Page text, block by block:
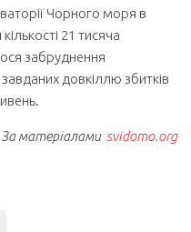
Чорного моря в
21 тисяча
забруднення
довкіллю збитків
За матеріалами svidomo.org